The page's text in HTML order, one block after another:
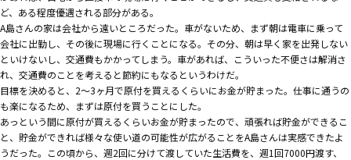
ど、ある程度優遇される部分がある。
A島さんの家は会社から遠いところだった。車がないため、まず朝は電車に乗って
会社に出勤し、その後に現場に行くことになる。その分、朝は早く家を出発しない
といけないし、交通費もかかってしまう。車があれば、こういった不便さは解消さ
れ、交通費のことを考えると節約にもなるというわけだ。
目標を決めると、2～3ヶ月で原付を買えるくらいにお金が貯まった。仕事に通うの
も楽になるため、まずは原付を買うことにした。
あっという間に原付が買えるくらいお金が貯まったので、頑張れば貯金ができるこ
と、貯金ができれば様々な使い道の可能性が広がることをA島さんは実感できたよ
うだった。この頃から、週2回に分けて渡していた生活費を、週1回7000円渡す、